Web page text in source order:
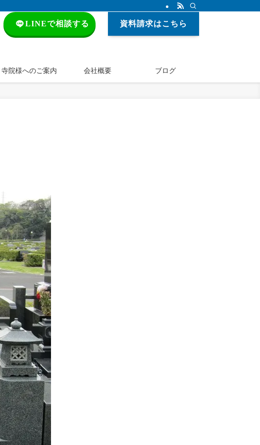
寺院様へのご案内 会社概要 ブログ
LINEで相談する 資料請求はこちら